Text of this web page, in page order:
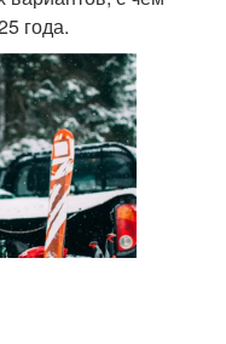
года.